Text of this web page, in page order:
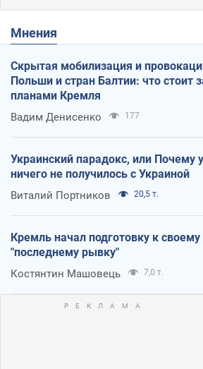
Мнения
Скрытая мобилизация и
Польши и стран Балтии: что стоит
планами Кремля
Вадим Денисенко 177
Украинский парадокс, или Почему
ничего не получилось с Украиной
Виталий Портников 20,5 т.
Кремль начал подготовку к своему
"последнему рывку"
Костянтин Машовець 7,0 т.